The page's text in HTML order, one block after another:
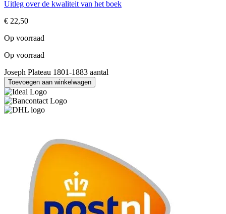
Uitleg over de kwaliteit van het boek
€ 22,50
Op voorraad
Op voorraad
Joseph Plateau 1801-1883 aantal
Toevoegen aan winkelwagen